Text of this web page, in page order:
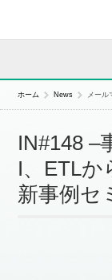
ホーム News メール
IN#148 –
I、ETLか
新事例セ